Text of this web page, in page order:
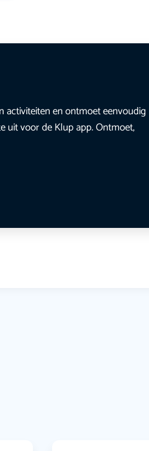
activiteiten en ontmoet eenvoudig
uit voor de Klup app. Ontmoet,